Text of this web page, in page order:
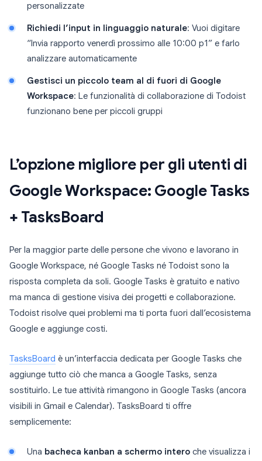
personalizzate
Richiedi l’input in linguaggio naturale: Vuoi digitare
“Invia rapporto venerdì prossimo alle 10:00 p1” e farlo
analizzare automaticamente
Gestisci un piccolo team al di fuori di Google
Workspace: Le funzionalità di collaborazione di Todoist
funzionano bene per piccoli gruppi
L’opzione migliore per gli utenti di
Google Workspace: Google Tasks
+ TasksBoard
Per la maggior parte delle persone che vivono e lavorano in
Google Workspace, né Google Tasks né Todoist sono la
risposta completa da soli. Google Tasks è gratuito e nativo
ma manca di gestione visiva dei progetti e collaborazione.
Todoist risolve quei problemi ma ti porta fuori dall’ecosistema
Google e aggiunge costi.
TasksBoard è un’interfaccia dedicata per Google Tasks che
aggiunge tutto ciò che manca a Google Tasks, senza
sostituirlo. Le tue attività rimangono in Google Tasks (ancora
visibili in Gmail e Calendar). TasksBoard ti offre
semplicemente:
Una bacheca kanban a schermo intero che visualizza i